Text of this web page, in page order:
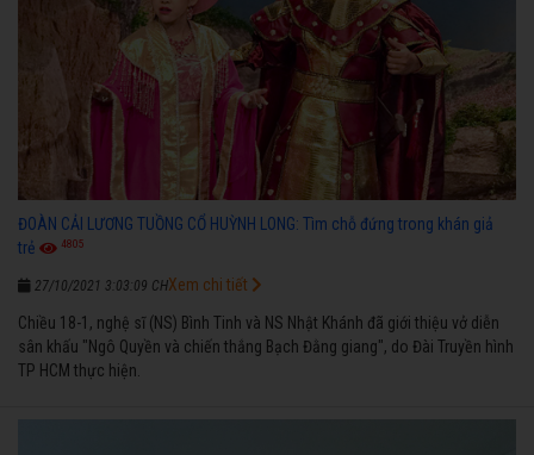
ĐOÀN CẢI LƯƠNG TUỒNG CỔ HUỲNH LONG: Tìm chỗ đứng trong khán giả
trẻ
4805
27/10/2021 3:03:09 CH
Chiều 18-1, nghệ sĩ (NS) Bình Tinh và NS Nhật Khánh đã giới thiệu vở diễn
sân khấu "Ngô Quyền và chiến thắng Bạch Đằng giang", do Đài Truyền hình
TP HCM thực hiện.
Xem chi tiết